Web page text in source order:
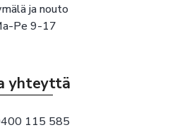
ja nouto
Pe 9-17
yhteyttä
115 585